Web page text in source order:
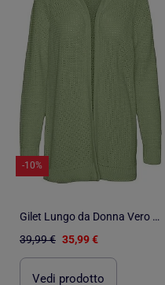
-10%
Gilet Lungo da Donna Vero Moda
39,99 € 35,99 €
Vedi prodotto